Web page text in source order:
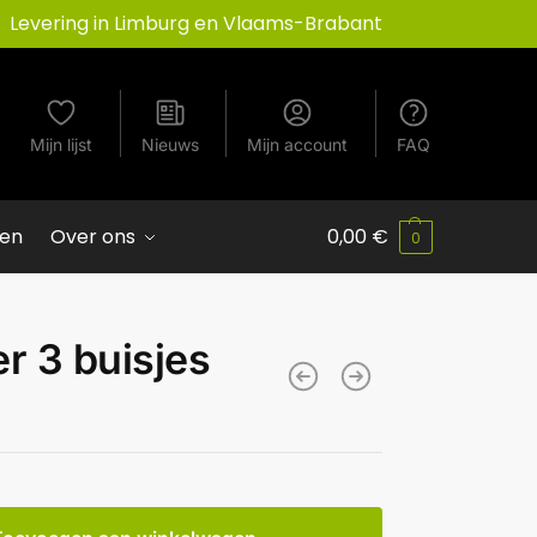
Levering in Limburg en Vlaams-Brabant
Mijn lijst Nieuws Mijn account FAQ
Over ons 0,00 € 0
3 buisjes